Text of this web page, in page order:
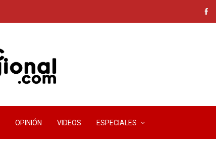
OPINIÓN VIDEOS ESPECIALES